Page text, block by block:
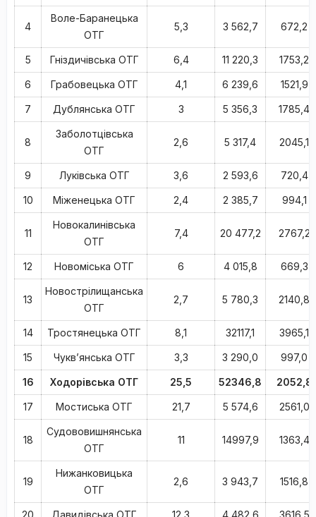
4
Воле-Баранецька
ОТГ
5,3 3 562,7 672,2
5 Гніздичівська ОТГ 6,4 11 220,3 1753,2
6 Грабовецька ОТГ 4,1 6 239,6 1521,9
7 Дублянська ОТГ 3 5 356,3 1785,4
8
Заболотцівська
ОТГ
2,6 5 317,4 2045,1
9 Луківська ОТГ 3,6 2 593,6 720,4
10 Міженецька ОТГ 2,4 2 385,7 994,1
11
Новокалинівська
ОТГ
7,4 20 477,2 2767,2
12 Новоміська ОТГ 6 4 015,8 669,3
13
Новострілищанська
ОТГ
2,7 5 780,3 2140,8
14 Тростянецька ОТГ 8,1 32117,1 3965,1
15 Чукв’янська ОТГ 3,3 3 290,0 997,0
16 Ходорівська ОТГ 25,5 52346,8 2052,8
17 Мостиська ОТГ 21,7 5 574,6 2561,0
18
Судововишнянська
ОТГ
11 14997,9 1363,4
19
Нижанковицька
ОТГ
2,6 3 943,7 1516,8
20 Давидівська ОТГ 12,3 4 482,6 3616,5